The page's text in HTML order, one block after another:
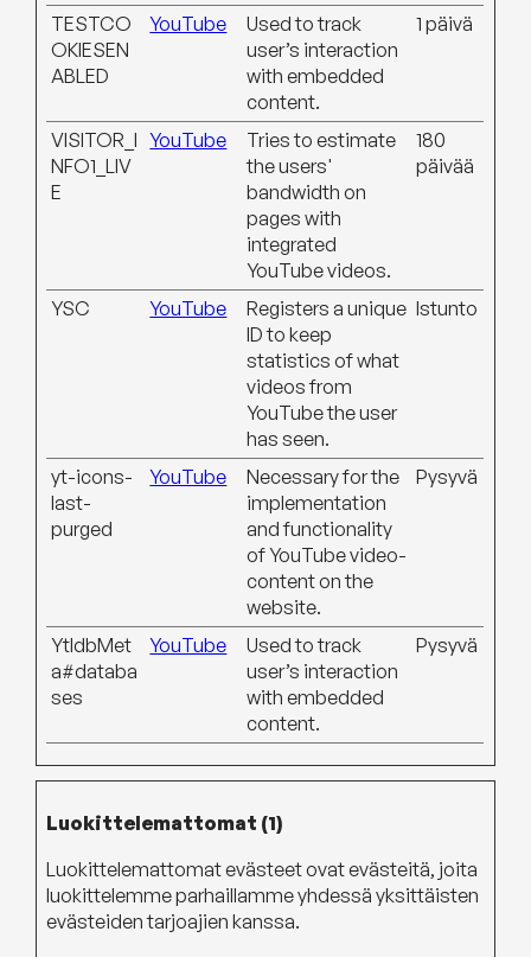
TESTCO
OKIESEN
ABLED
YouTube
Used to track
user’s interaction
with embedded
content.
1 päivä
VISITOR_I
NFO1_LIV
E
YouTube
Tries to estimate
the users'
bandwidth on
pages with
integrated
YouTube videos.
180
päivää
YSC YouTube
Registers a unique
ID to keep
statistics of what
videos from
YouTube the user
has seen.
Istunto
yt-icons-
last-
purged
YouTube
Necessary for the
implementation
and functionality
of YouTube video-
content on the
website.
Pysyvä
YtIdbMet
a#databa
ses
YouTube
Used to track
user’s interaction
with embedded
content.
Pysyvä
Luokittelemattomat (1)
Luokittelemattomat evästeet ovat evästeitä, joita
luokittelemme parhaillamme yhdessä yksittäisten
evästeiden tarjoajien kanssa.